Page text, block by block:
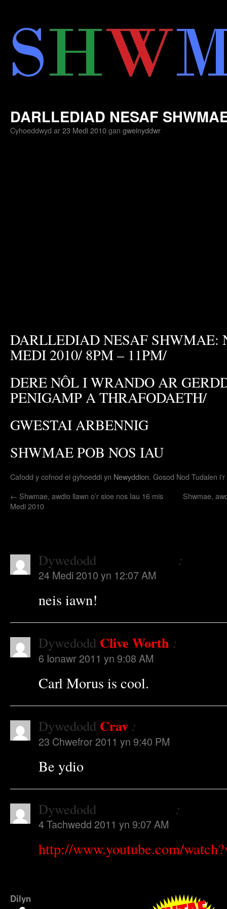
Neidio
i'r
DARLLEDIAD NESAF
Cyhoeddwyd ar23 Medi 2010gan gweinyddwr
DARLLEDIAD NESAF SHWMAE:
MEDI 2010/ 8PM – 11PM/
DERE NÔL I WRANDO AR
PENIGAMP A THRAFODAETH/
GWESTAI ARBENNIG
SHWMAE POB NOS IAU
Cafodd y cofnod ei gyhoeddi yn Newyddion. Gosod Nod Tudalen i'r
← Shwmae, awdio llawn o’r sioe nos Iau 16 mis
Medi 2010
Shwmae,
Dywedodd :
24 Medi 2010 yn 12:07 AM
neis iawn!
Dywedodd Clive Worth :
6 Ionawr 2011 yn 9:08 AM
Carl Morus is cool.
Dywedodd Crav :
23 Chwefror 2011 yn 9:40 PM
Be ydio
Dywedodd :
4 Tachwedd 2011 yn 9:07 AM
http://www.youtube.com/
Dilyn